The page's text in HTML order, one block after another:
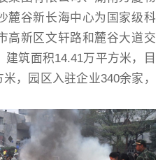
麓谷新长海中心为国家级科
高新区文轩路和麓谷大道交
筑面积14.41万平方米，目
，园区入驻企业340余家，